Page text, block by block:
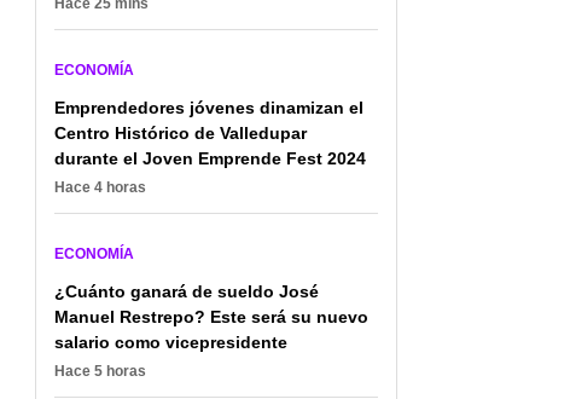
Colombia les llegaría
más caro el recibo de la
luz; hay varios estratos
ECONOMÍA
Emprendedores jóvenes dinamizan el
Centro Histórico de Valledupar
durante el Joven Emprende Fest 2024
Hace 4 horas
ECONOMÍA
¿Cuánto ganará de sueldo José
Manuel Restrepo? Este será su nuevo
salario como vicepresidente
Hace 5 horas